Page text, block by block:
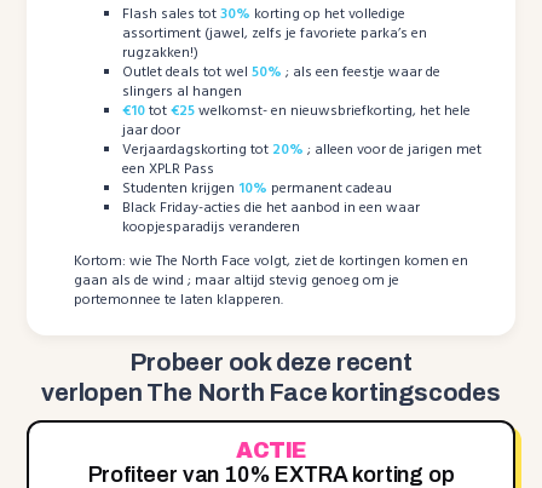
Flash sales tot30% korting op het volledige
assortiment (jawel, zelfs je favoriete parka’s en
rugzakken!)
Outlet deals tot wel50% ; als een feestje waar de
slingers al hangen
€10tot€25welkomst- en nieuwsbriefkorting, het hele
jaar door
Verjaardagskorting tot 20% ; alleen voor de jarigen met
een XPLR Pass
Studenten krijgen 10% permanent cadeau
Black Friday-acties die het aanbod in een waar
koopjesparadijs veranderen
Kortom: wie The North Face volgt, ziet de kortingen komen en
gaan als de wind ; maar altijd stevig genoeg om je
portemonnee te laten klapperen.
Probeer ook deze recent
verlopen The North Face kortingscodes
ACTIE
Profiteer van 10% EXTRA korting op